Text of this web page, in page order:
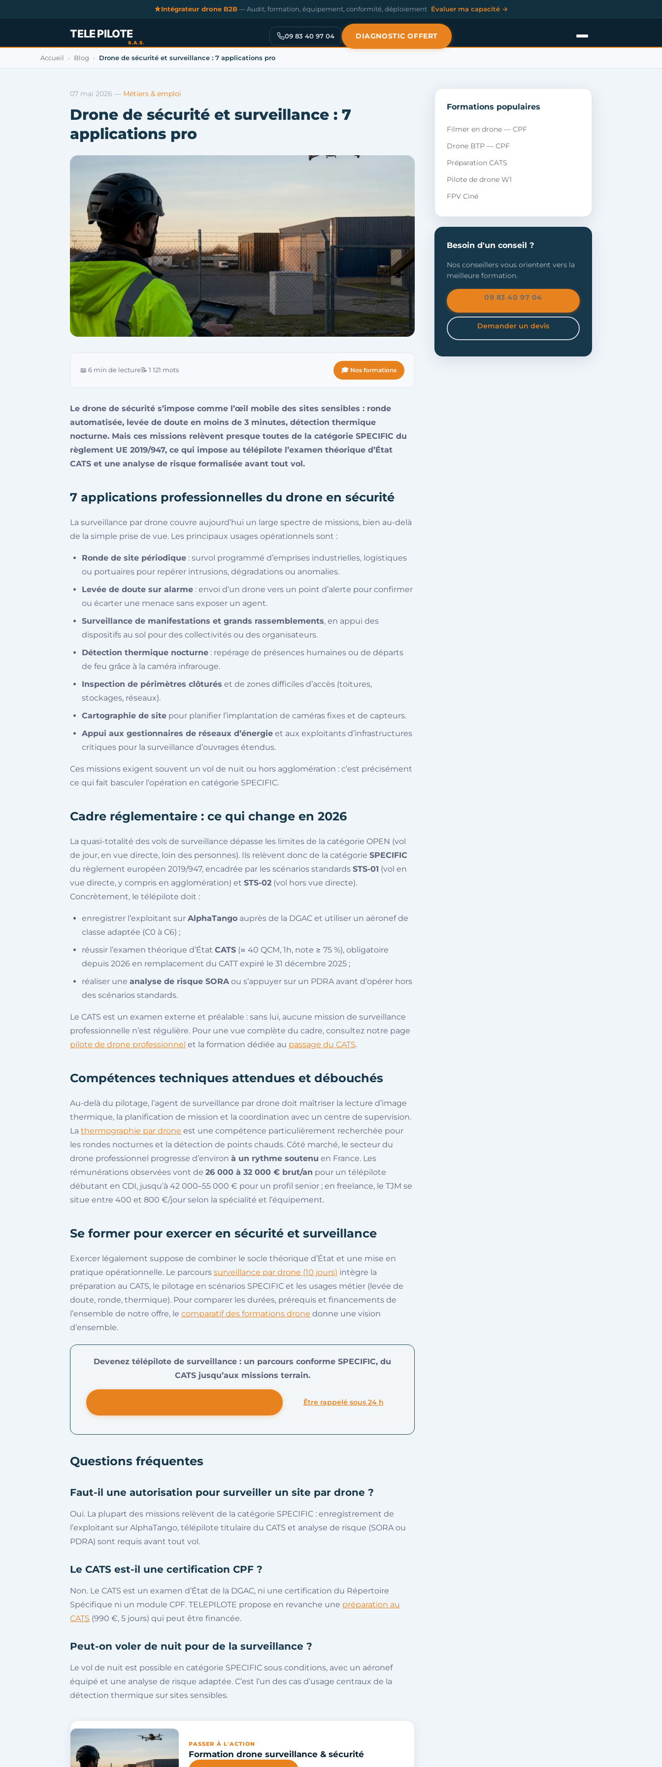
Intégrateur drone B2B— Audit, formation, équipement, conformité, déploiement Évaluer ma capacité →
09 83 40 97 04 DIAGNOSTIC OFFERT
Accueil › Blog › Drone de sécurité et surveillance : 7 applications pro
07 mai 2026 — Métiers & emploi
Drone de sécurité et surveillance : 7
applications pro
📖 6 min de lecture📝 1 121 mots 🎓 Nos formations
Le drone de sécurité s’impose comme l’œil mobile des sites sensibles : ronde
automatisée, levée de doute en moins de 3 minutes, détection thermique
nocturne. Mais ces missions relèvent presque toutes de la catégorie SPECIFIC du
règlement UE 2019/947, ce qui impose au télépilote l’examen théorique d’État
CATS et une analyse de risque formalisée avant tout vol.
7 applications professionnelles du drone en sécurité
La surveillance par drone couvre aujourd’hui un large spectre de missions, bien au-delà
de la simple prise de vue. Les principaux usages opérationnels sont :
Ronde de site périodique : survol programmé d’emprises industrielles, logistiques
ou portuaires pour repérer intrusions, dégradations ou anomalies.
Levée de doute sur alarme : envoi d’un drone vers un point d’alerte pour confirmer
ou écarter une menace sans exposer un agent.
Surveillance de manifestations et grands rassemblements, en appui des
dispositifs au sol pour des collectivités ou des organisateurs.
Détection thermique nocturne : repérage de présences humaines ou de départs
de feu grâce à la caméra infrarouge.
Inspection de périmètres clôturés et de zones difficiles d’accès (toitures,
stockages, réseaux).
Cartographie de site pour planifier l’implantation de caméras fixes et de capteurs.
Appui aux gestionnaires de réseaux d’énergie et aux exploitants d’infrastructures
critiques pour la surveillance d’ouvrages étendus.
Ces missions exigent souvent un vol de nuit ou hors agglomération : c’est précisément
ce qui fait basculer l’opération en catégorie SPECIFIC.
Cadre réglementaire : ce qui change en 2026
La quasi-totalité des vols de surveillance dépasse les limites de la catégorie OPEN (vol
de jour, en vue directe, loin des personnes). Ils relèvent donc de la catégorie SPECIFIC
du règlement européen 2019/947, encadrée par les scénarios standards STS-01 (vol en
vue directe, y compris en agglomération) et STS-02 (vol hors vue directe).
Concrètement, le télépilote doit :
enregistrer l’exploitant sur AlphaTango auprès de la DGAC et utiliser un aéronef de
classe adaptée (C0 à C6) ;
réussir l’examen théorique d’État CATS (≈ 40 QCM, 1h, note ≥ 75 %), obligatoire
depuis 2026 en remplacement du CATT expiré le 31 décembre 2025 ;
réaliser une analyse de risque SORA ou s’appuyer sur un PDRA avant d’opérer hors
des scénarios standards.
Le CATS est un examen externe et préalable : sans lui, aucune mission de surveillance
professionnelle n’est régulière. Pour une vue complète du cadre, consultez notre page
pilote de drone professionnel et la formation dédiée au passage du CATS.
Compétences techniques attendues et débouchés
Au-delà du pilotage, l’agent de surveillance par drone doit maîtriser la lecture d’image
thermique, la planification de mission et la coordination avec un centre de supervision.
La thermographie par drone est une compétence particulièrement recherchée pour
les rondes nocturnes et la détection de points chauds. Côté marché, le secteur du
drone professionnel progresse d’environ à un rythme soutenu en France. Les
rémunérations observées vont de 26 000 à 32 000 € brut/an pour un télépilote
débutant en CDI, jusqu’à 42 000–55 000 € pour un profil senior ; en freelance, le TJM se
situe entre 400 et 800 €/jour selon la spécialité et l’équipement.
Se former pour exercer en sécurité et surveillance
Exercer légalement suppose de combiner le socle théorique d’État et une mise en
pratique opérationnelle. Le parcours surveillance par drone (10 jours) intègre la
préparation au CATS, le pilotage en scénarios SPECIFIC et les usages métier (levée de
doute, ronde, thermique). Pour comparer les durées, prérequis et financements de
l’ensemble de notre offre, le comparatif des formations drone donne une vision
d’ensemble.
Devenez télépilote de surveillance : un parcours conforme SPECIFIC, du
CATS jusqu’aux missions terrain.
Être rappelé sous 24 h
Questions fréquentes
Faut-il une autorisation pour surveiller un site par drone ?
Oui. La plupart des missions relèvent de la catégorie SPECIFIC : enregistrement de
l’exploitant sur AlphaTango, télépilote titulaire du CATS et analyse de risque (SORA ou
PDRA) sont requis avant tout vol.
Le CATS est-il une certification CPF ?
Non. Le CATS est un examen d’État de la DGAC, ni une certification du Répertoire
Spécifique ni un module CPF. TELEPILOTE propose en revanche une préparation au
CATS (990 €, 5 jours) qui peut être financée.
Peut-on voler de nuit pour de la surveillance ?
Le vol de nuit est possible en catégorie SPECIFIC sous conditions, avec un aéronef
équipé et une analyse de risque adaptée. C’est l’un des cas d’usage centraux de la
détection thermique sur sites sensibles.
PASSER À L'ACTION
Formation drone surveillance & sécurité
Formations populaires
Filmer en drone — CPF
Drone BTP — CPF
Préparation CATS
Pilote de drone W1
FPV Ciné
Besoin d'un conseil ?
Nos conseillers vous orientent vers la
meilleure formation.
09 83 40 97 04
Demander un devis